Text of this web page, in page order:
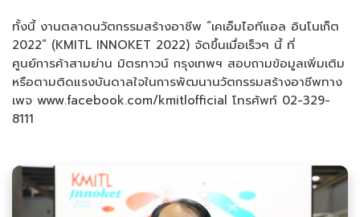
ทั้งนี้ งานตลาดนวัตกรรมสร้างอาชีพ “เคเอ็มไอทีแอล อินโนเก็ต
2022” (KMITL INNOKET 2022) จัดขึ้นเมื่อเร็วๆ นี้ ที่
ศูนย์การค้าสามย่าน มิตรทาวน์ กรุงเทพฯ สอบถามข้อมูลเพิ่มเติม
หรือตามติดแรงบันดาลใจในการพัฒนานวัตกรรมสร้างอาชีพทาง
เพจ www.facebook.com/kmitlofficial โทรศัพท์ 02-329-
8111